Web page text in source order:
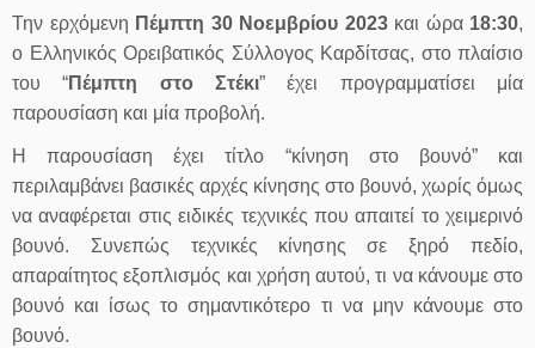
Την ερχόμενη Πέμπτη 30 Νοεμβρίου 2023και ώρα 18:30,
ο Ελληνικός Ορειβατικός Σύλλογος Καρδίτσας, στο πλαίσιο
του “Πέμπτη στο Στέκι” έχει προγραμματίσει μία
παρουσίαση και μία προβολή.
Η παρουσίαση έχει τίτλο “κίνηση στο βουνό” και
περιλαμβάνει βασικές αρχές κίνησης στο βουνό, χωρίς όμως
να αναφέρεται στις ειδικές τεχνικές που απαιτεί το χειμερινό
βουνό. Συνεπώς τεχνικές κίνησης σε ξηρό πεδίο,
απαραίτητος εξοπλισμός και χρήση αυτού, τι να κάνουμε στο
βουνό και ίσως το σημαντικότερο τι να μην κάνουμε στο
βουνό.